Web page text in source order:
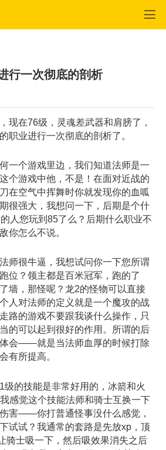
行一次彻底的剖析
在76级，灵魂差武器和肩膀了，
职业进行一次彻底的剖析了。
个游戏里边，我们知道法师是一
个游戏中他，不是！在面对近战的
在空气中挥舞时你就发现你的血呱
很强大，我想问一下，后期是个什
人您玩到85了么？后期什么职业不
你怎么不说。
很牛逼，我想试问你一下您所谓
位？领主都是百米冠军，跑的了
墙，那怪呢？龙2的怪物可以直接
人对法师的定义就是一个魔攻的战
路的游戏不要跟我谈什么操作，只
的可以起到很好的作用。所谓的后
会——就是当法师血厚的时候打除
有所提高。
的技能是非常好用的，冰箭和火
感觉这个技能法师和骑士互换一下
害——你打普通怪事没什么感觉，
试试？我通常的套路是先放xp，顶
骑士吸一下，然后吸效果消失之后